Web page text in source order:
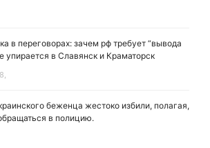
в переговорах: зачем рф требует “вывода
упирается в Славянск и Краматорск
беженца жестоко избили, полагая,
в полицию.